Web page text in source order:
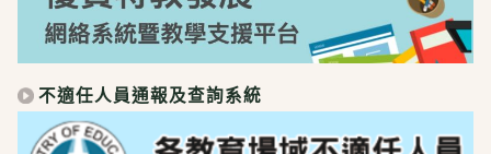
不適任人員通報及查詢系統